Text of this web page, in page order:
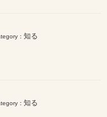
： 知る
： 知る